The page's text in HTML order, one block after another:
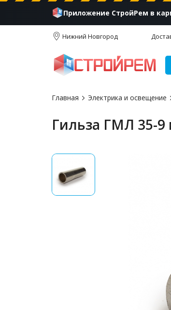
Приложение СтройРем в
Нижний Новгород
Главная Электрика и освещение
Гильза ГМЛ 35-